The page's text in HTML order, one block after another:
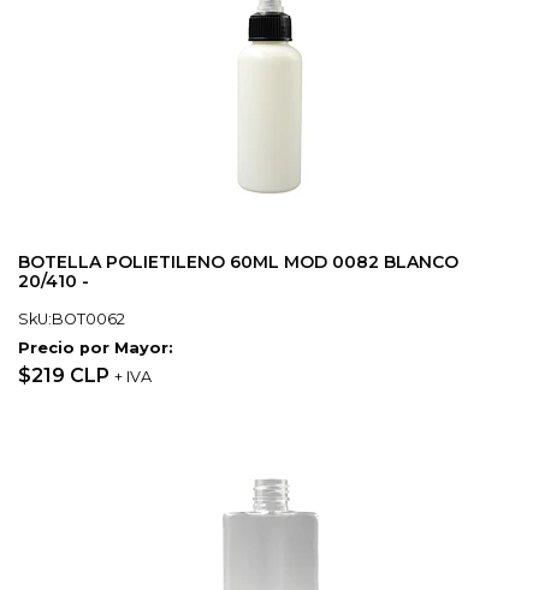
BOTELLA POLIETILENO 60ML MOD 0082 BLANCO
20/410 -
SkU:BOT0062
Precio por Mayor:
$219 CLP + IVA